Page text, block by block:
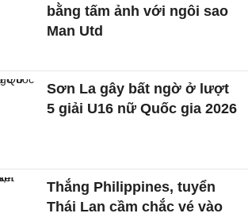
bằng tấm ảnh với ngôi sao
Man Utd
Sơn La gây bất ngờ ở lượt
5 giải U16 nữ Quốc gia 2026
Thắng Philippines, tuyển
Thái Lan cầm chắc vé vào